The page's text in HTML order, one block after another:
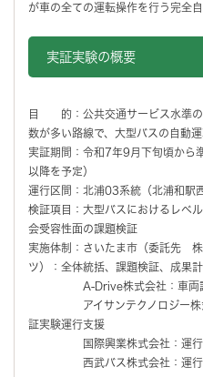
が車の全ての運転操作を行う完全
実証実験の概要
目 的：公共交通サービス水準の
数が多い路線で、大型バスの自動
実証期間：令和7年9月下旬頃から
以降を予定）
運行区間：北浦03系統（北浦和駅
検証項目：大型バスにおけるレベ
会受容性面の課題検証
実施体制：さいたま市（委託先
ツ）：全体統括、課題検証、成果
A-Drive株式会社：車両調達
アイサンテクノロジー株式
証実験運行支援
国際興業株式会社：運行
西武バス株式会社：運行